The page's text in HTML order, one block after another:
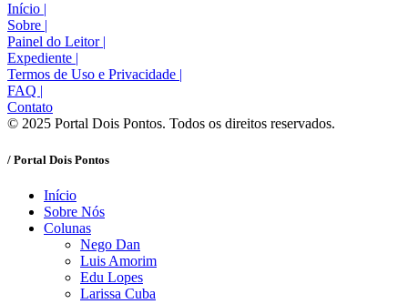
Início |
Sobre |
Painel do Leitor |
Expediente |
Termos de Uso e Privacidade |
FAQ |
Contato
© 2025 Portal Dois Pontos. Todos os direitos reservados.
/ Portal Dois Pontos
Início
Sobre Nós
Colunas
Nego Dan
Luis Amorim
Edu Lopes
Larissa Cuba